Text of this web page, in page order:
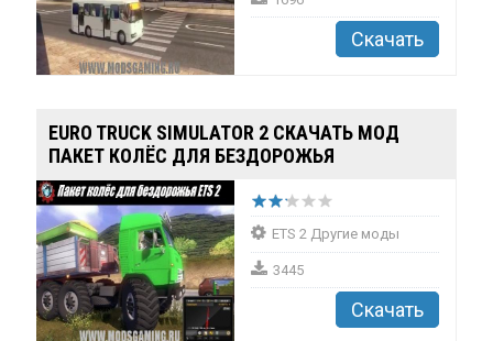
Скачать
EURO TRUCK SIMULATOR 2 СКАЧАТЬ МОД
ПАКЕТ КОЛЁС ДЛЯ БЕЗДОРОЖЬЯ
ETS 2 Другие моды
3445
Скачать